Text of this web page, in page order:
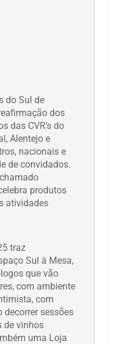
do Sul de
dos
das CVR’s do
Alentejo e
nacionais e
de convidados.
produtos
atividades
traz
Sul à Mesa,
que vão
com ambiente
com
decorrer sessões
de vinhos
uma Loja